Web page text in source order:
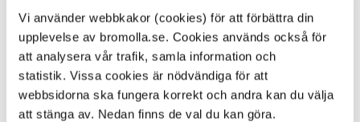
Vi använder webbkakor (cookies) för att förbättra din
upplevelse av bromolla.se. Cookies används också för
att analysera vår trafik, samla information och
statistik. Vissa cookies är nödvändiga för att
webbsidorna ska fungera korrekt och andra kan du välja
att stänga av. Nedan finns de val du kan göra.
hämtning av kyl- och frys
hämtning av grovsopor
beställning av röd miljöbox